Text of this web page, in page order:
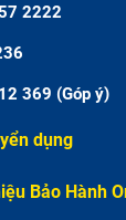
2222
369 (Góp ý)
dụng
Bảo Hành